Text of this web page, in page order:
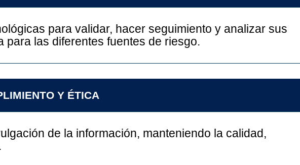
para validar, hacer seguimiento y analizar sus
las diferentes fuentes de riesgo.
Y ÉTICA
de la información, manteniendo la calidad,